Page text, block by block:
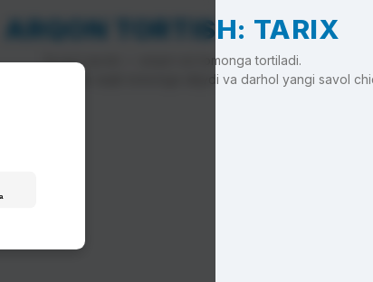
ARQON TORTISH: TARIX
To'g'ri javob — arqon siz tomonga tortiladi.
— arqon raqib tomonga siljiydi va darhol yangi savol